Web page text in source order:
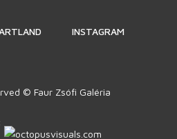
INSTAGRAM
© Faur Zsófi Galéria